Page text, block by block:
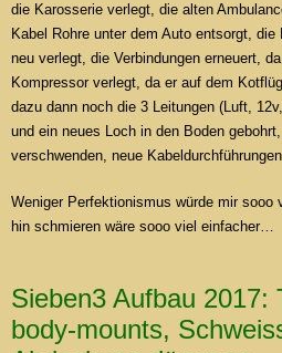
die Karosserie verlegt, die alten
Kabel Rohre unter dem Auto entsorgt,
neu verlegt, die Verbindungen erneuert,
Kompressor verlegt, da er auf dem
dazu dann noch die 3 Leitungen (Luft,
und ein neues Loch in den Boden
verschwenden, neue
Weniger Perfektionismus würde mir sooo
hin schmieren wäre sooo viel einfacher…
Sieben3 Aufbau 2017:
body-mounts,